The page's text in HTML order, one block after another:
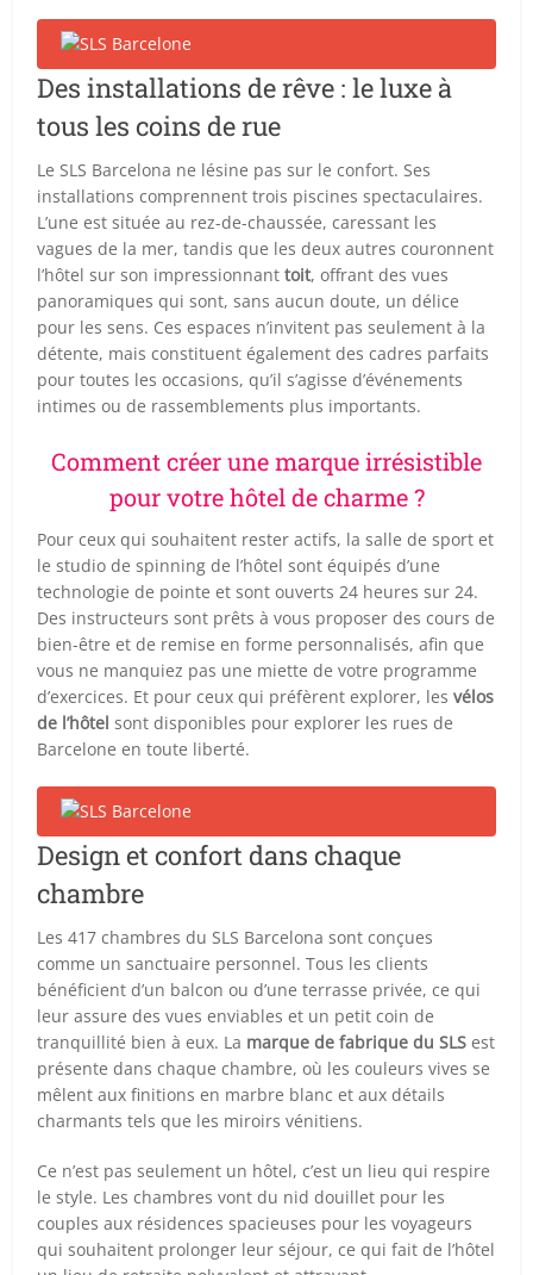
Des installations de rêve : le luxe à
tous les coins de rue
Le SLS Barcelona ne lésine pas sur le confort. Ses
installations comprennent trois piscines spectaculaires.
L’une est située au rez-de-chaussée, caressant les
vagues de la mer, tandis que les deux autres couronnent
l’hôtel sur son impressionnanttoit, offrant des vues
panoramiques qui sont, sans aucun doute, un délice
pour les sens. Ces espaces n’invitent pas seulement à la
détente, mais constituent également des cadres parfaits
pour toutes les occasions, qu’il s’agisse d’événements
intimes ou de rassemblements plus importants.
Comment créer une marque irrésistible
pour votre hôtel de charme ?
Pour ceux qui souhaitent rester actifs, la salle de sport et
le studio de spinning de l’hôtel sont équipés d’une
technologie de pointe et sont ouverts 24 heures sur 24.
Des instructeurs sont prêts à vous proposer des cours de
bien-être et de remise en forme personnalisés, afin que
vous ne manquiez pas une miette de votre programme
d’exercices. Et pour ceux qui préfèrent explorer, lesvélos
de l’hôtel sont disponibles pour explorer les rues de
Barcelone en toute liberté.
Design et confort dans chaque
chambre
Les 417 chambres du SLS Barcelona sont conçues
comme un sanctuaire personnel. Tous les clients
bénéficient d’un balcon ou d’une terrasse privée, ce qui
leur assure des vues enviables et un petit coin de
tranquillité bien à eux. La marque de fabrique du SLS est
présente dans chaque chambre, où les couleurs vives se
mêlent aux finitions en marbre blanc et aux détails
charmants tels que les miroirs vénitiens.
Ce n’est pas seulement un hôtel, c’est un lieu qui respire
le style. Les chambres vont du nid douillet pour les
couples aux résidences spacieuses pour les voyageurs
qui souhaitent prolonger leur séjour, ce qui fait de l’hôtel